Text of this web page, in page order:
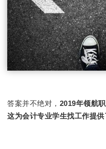
答案并不绝对， 2019年领航
这为会计专业学生找工作提供